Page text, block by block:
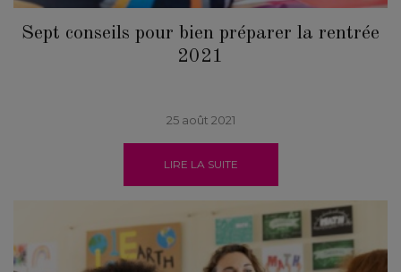
Sept conseils pour bien préparer la rentrée
2021
25 août 2021
LIRE LA SUITE